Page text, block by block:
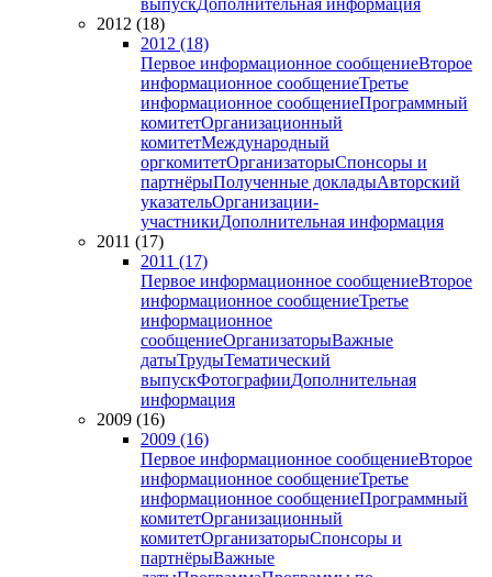
выпускДополнительная информация
2012 (18)
2012 (18)
Первое информационное сообщениеВторое
информационное сообщениеТретье
информационное сообщениеПрограммный
комитетОрганизационный
комитетМеждународный
оргкомитетОрганизаторыСпонсоры и
партнёрыПолученные докладыАвторский
указательОрганизации-
участникиДополнительная информация
2011 (17)
2011 (17)
Первое информационное сообщениеВторое
информационное сообщениеТретье
информационное
сообщениеОрганизаторыВажные
датыТрудыТематический
выпускФотографииДополнительная
информация
2009 (16)
2009 (16)
Первое информационное сообщениеВторое
информационное сообщениеТретье
информационное сообщениеПрограммный
комитетОрганизационный
комитетОрганизаторыСпонсоры и
партнёрыВажные